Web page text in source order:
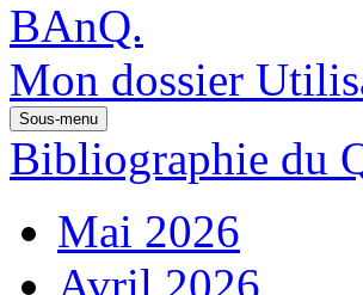
Mon dossier
Sous-menu
Bibliographie du
Mai 2026